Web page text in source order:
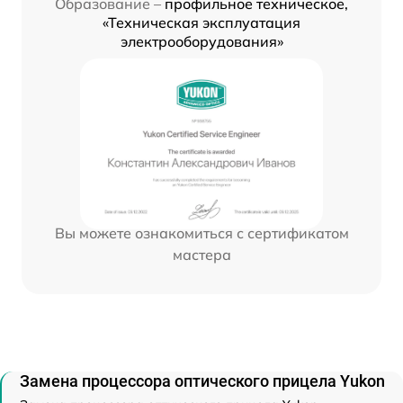
Образование – профильное техническое,
«Техническая эксплуатация
электрооборудования»
Вы можете ознакомиться с сертификатом
мастера
Замена процессора оптического прицела Yukon